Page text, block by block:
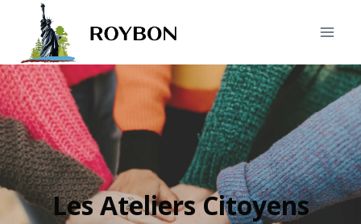
Les Ateliers Citoyens